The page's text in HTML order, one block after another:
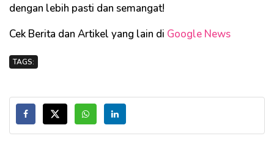
dengan lebih pasti dan semangat!
Cek Berita dan Artikel yang lain di Google News
TAGS: